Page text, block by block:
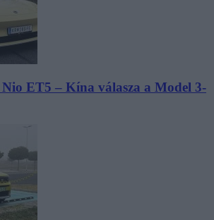
ET5 – Kína válasza a Model 3-